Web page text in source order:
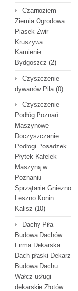
Czarnoziem
Ziemia Ogrodowa
Piasek Żwir
Kruszywa
Kamienie
Bydgoszcz (2)
Czyszczenie
dywanów Piła(0)
Czyszczenie
Podłóg Poznań
Maszynowe
Doczyszczanie
Podłogi Posadzek
Płytek Kafelek
Maszyną w
Poznaniu
Sprzątanie Gniezno
Leszno Konin
Kalisz (10)
Dachy Piła
Budowa Dachów
Firma Dekarska
Dach płaski Dekarz
Budowa Dachu
Wałcz usługi
dekarskie Złotów